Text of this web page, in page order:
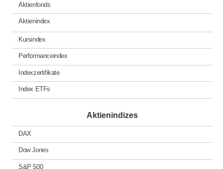
Aktienfonds
Aktienindex
Kursindex
Performanceindex
Indexzertifikate
Index ETFs
Aktienindizes
DAX
Dow Jones
S&P 500